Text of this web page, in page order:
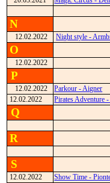
N
12.02.2022 Night style -
O
12.02.2022
P
12.02.2022
Parkour - Aigner
12.02.2022
Pirates Adventure
Q
R
S
12.02.2022 Show Time -